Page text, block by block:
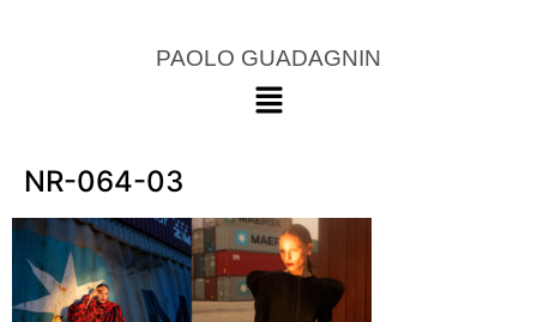
PAOLO GUADAGNIN
NR-064-03